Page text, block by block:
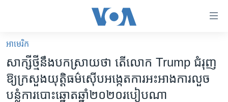
គេហទំព័រ​
ទាក់ទង
និង​
ចូល​
អន្តរជាតិ
អាមេរិក
អាមេរិក​
សាក្សី​ថ្មី​​នឹង​បកស្រាយ​ថា តើ​លោក​ Trump ជំរុញ​
ឱ្យ​ក្រសួង​យុត្តិធម៌​ស៊ើប​អង្កេត​ការ​អះអាង​ការ​លួច​
បន្លំ​ការ​បោះឆ្នោត​ឆ្នាំ​២០២០​របៀប​ណា